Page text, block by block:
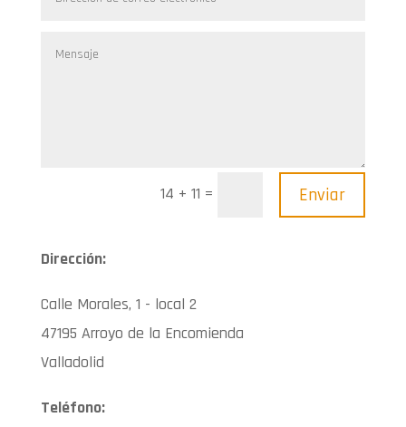
14 + 11 = Enviar
Dirección:
Calle Morales, 1 - local 2
47195 Arroyo de la Encomienda
Valladolid
Teléfono: